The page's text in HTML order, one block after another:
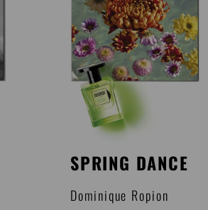
SPRING DANCE
Dominique Ropion